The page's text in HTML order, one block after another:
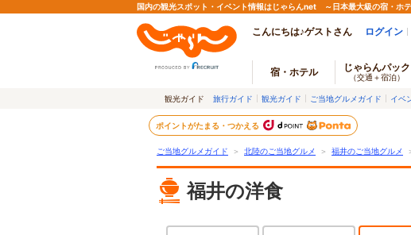
国内の観光スポット・イベント情報はじゃらんnet ～日本最大級の宿・ホ
こんにちは♪ゲストさん ログイン
宿・ホテル じゃらんパック
（交通＋宿泊）
観光ガイド 旅行ガイド 観光ガイド ご当地グルメガイド イベ
ポイントがたまる・つかえる
ご当地グルメガイド ＞ 北陸のご当地グルメ ＞ 福井のご当地グルメ
福井の洋食